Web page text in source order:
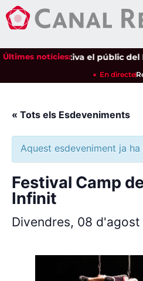
Últimes notícies:
Castro captiva el públic del
En directe
« Tots els Esdeveniments
Aquest esdeveniment ja ha
Festival Camp
Infinit
Divendres, 08